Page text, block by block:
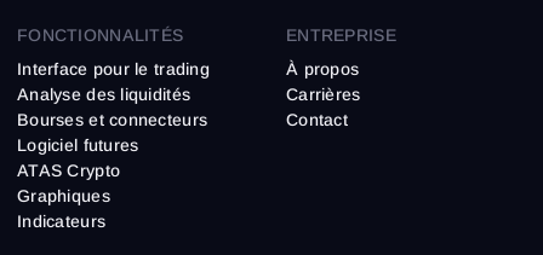
FONCTIONNALITÉS
Interface pour le trading
Analyse des liquidités
Bourses et connecteurs
Logiciel futures
ATAS Crypto
Graphiques
Indicateurs
ENTREPRISE
À propos
Carrières
Contact